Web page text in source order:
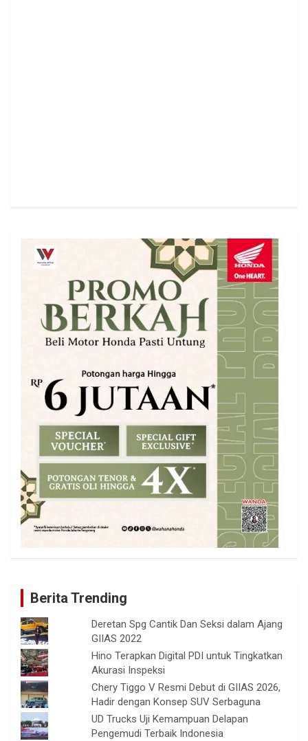
Berita Trending
Deretan Spg Cantik Dan Seksi dalam Ajang
GIIAS 2022
Hino Terapkan Digital PDI untuk Tingkatkan
Akurasi Inspeksi
Chery Tiggo V Resmi Debut di GIIAS 2026,
Hadir dengan Konsep SUV Serbaguna
UD Trucks Uji Kemampuan Delapan
Pengemudi Terbaik Indonesia